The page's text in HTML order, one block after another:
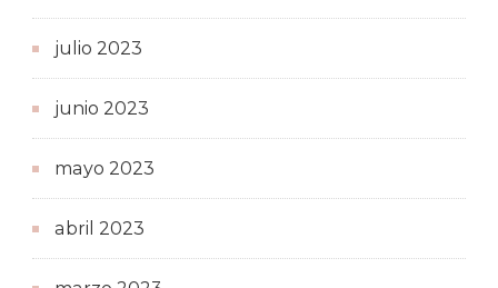
julio 2023
junio 2023
mayo 2023
abril 2023